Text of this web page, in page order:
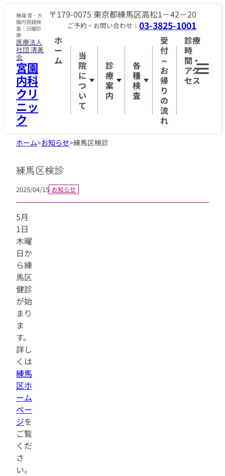
無痛 胃・大
腸内視鏡検
査｜日曜診
療
医療法人
社団 清美
会
宮園
内科
クリ
ニッ
ク
〒179-0075 東京都練馬区高松1－42－20
ご予約・お問い合わせ： 03-3825-1001
ホ
ー
ム
当
院
に
つ
い
て
診
療
案
内
各
種
検
査
受
付
～
お
帰
り
の
流
れ
診療
時
間・
アク
セス
ホーム>お知らせ>練馬区検診
練馬区検診
2025/04/15 お知らせ
5月
1日
木曜
日か
ら練
馬区
健診
が始
まり
ま
す。
詳し
くは
練馬
区ホ
ーム
ペー
ジを
ご覧
くだ
さ
い。